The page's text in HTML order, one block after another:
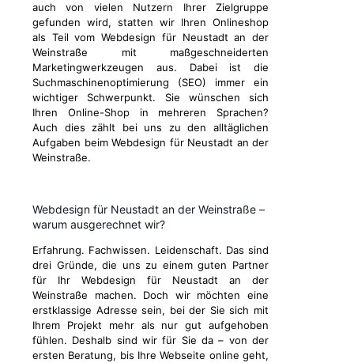
auch von vielen Nutzern Ihrer Zielgruppe
gefunden wird, statten wir Ihren Onlineshop
als Teil vom Webdesign für Neustadt an der
Weinstraße mit maßgeschneiderten
Marketingwerkzeugen aus. Dabei ist die
Suchmaschinenoptimierung (SEO) immer ein
wichtiger Schwerpunkt. Sie wünschen sich
Ihren Online-Shop in mehreren Sprachen?
Auch dies zählt bei uns zu den alltäglichen
Aufgaben beim Webdesign für Neustadt an der
Weinstraße.
Webdesign für Neustadt an der Weinstraße –
warum ausgerechnet wir?
Erfahrung. Fachwissen. Leidenschaft. Das sind
drei Gründe, die uns zu einem guten Partner
für Ihr Webdesign für Neustadt an der
Weinstraße machen. Doch wir möchten eine
erstklassige Adresse sein, bei der Sie sich mit
Ihrem Projekt mehr als nur gut aufgehoben
fühlen. Deshalb sind wir für Sie da – von der
ersten Beratung, bis Ihre Webseite online geht,